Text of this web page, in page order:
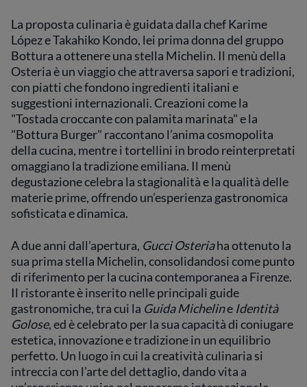
La proposta culinaria è guidata dalla chef Karime
López e Takahiko Kondo, lei prima donna del gruppo
Bottura a ottenere una stella Michelin. Il menù della
Osteria è un viaggio che attraversa sapori e tradizioni,
con piatti che fondono ingredienti italiani e
suggestioni internazionali. Creazioni come la
"Tostada croccante con palamita marinata" e la
"Bottura Burger" raccontano l’anima cosmopolita
della cucina, mentre i tortellini in brodo reinterpretati
omaggiano la tradizione emiliana. Il menù
degustazione celebra la stagionalità e la qualità delle
materie prime, offrendo un’esperienza gastronomica
sofisticata e dinamica.
A due anni dall’apertura, Gucci Osteriaha ottenuto la
sua prima stella Michelin, consolidandosi come punto
di riferimento per la cucina contemporanea a Firenze.
Il ristorante è inserito nelle principali guide
gastronomiche, tra cui la Guida Micheline Identità
Golose, ed è celebrato per la sua capacità di coniugare
estetica, innovazione e tradizione in un equilibrio
perfetto. Un luogo in cui la creatività culinaria si
intreccia con l’arte del dettaglio, dando vita a